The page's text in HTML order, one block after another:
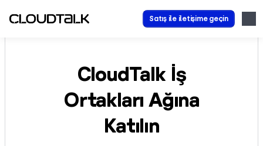
Satış ile iletişime geçin
CloudTalk İş
Ortakları Ağına
Katılın